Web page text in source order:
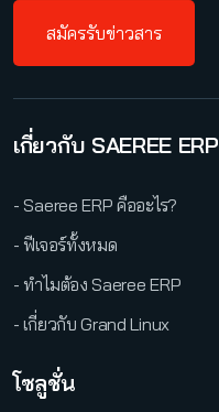
สมัครรับข่าวสาร
เกี่ยวกับ SAEREE ERP
- Saeree ERP คืออะไร?
- ฟีเจอร์ทั้งหมด
- ทำไมต้อง Saeree ERP
- เกี่ยวกับ Grand Linux
โซลูชั่น